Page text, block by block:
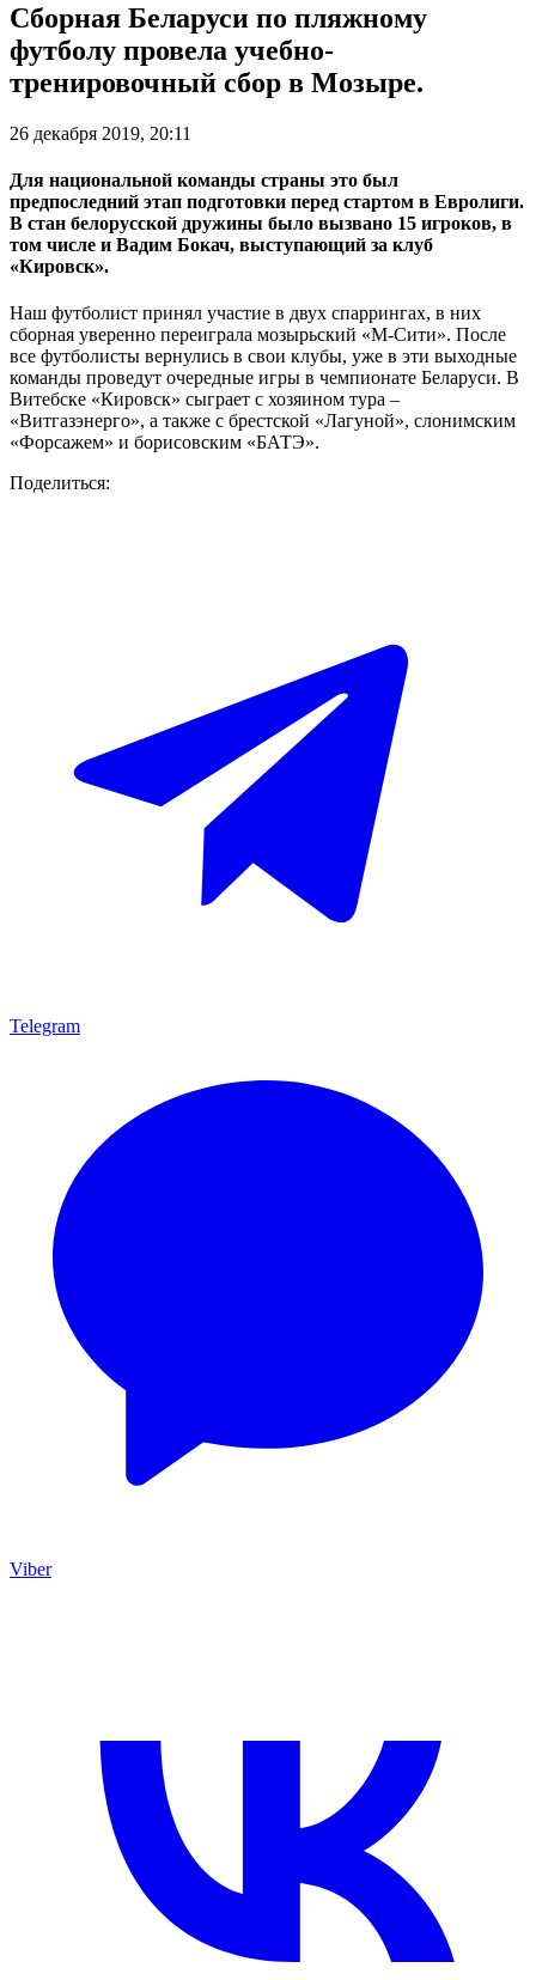
Сборная Беларуси по пляжному
футболу провела учебно-
тренировочный сбор в Мозыре.
26 декабря 2019, 20:11
Для национальной команды страны это был
предпоследний этап подготовки перед стартом в Евролиги.
В стан белорусской дружины было вызвано 15 игроков, в
том числе и Вадим Бокач, выступающий за клуб
«Кировск».
Наш футболист принял участие в двух спаррингах, в них
сборная уверенно переиграла мозырьский «М-Сити». После
все футболисты вернулись в свои клубы, уже в эти выходные
команды проведут очередные игры в чемпионате Беларуси. В
Витебске «Кировск» сыграет с хозяином тура –
«Витгазэнерго», а также с брестской «Лагуной», слонимским
«Форсажем» и борисовским «БАТЭ».
Поделиться:
Telegram
Viber